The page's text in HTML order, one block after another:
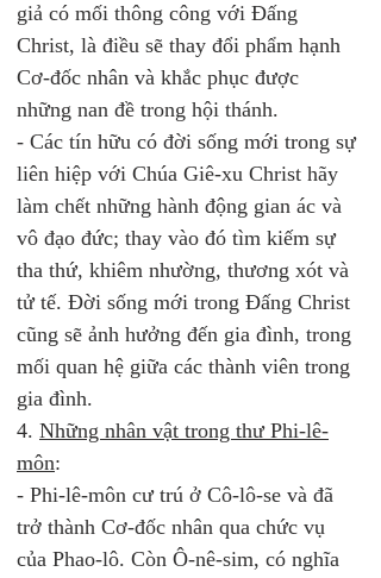
giả có mối thông công với Đấng
Christ, là điều sẽ thay đổi phẩm hạnh
Cơ-đốc nhân và khắc phục được
những nan đề trong hội thánh.
- Các tín hữu có đời sống mới trong sự
liên hiệp với Chúa Giê-xu Christ hãy
làm chết những hành động gian ác và
vô đạo đức; thay vào đó tìm kiếm sự
tha thứ, khiêm nhường, thương xót và
tử tế. Đời sống mới trong Đấng Christ
cũng sẽ ảnh hưởng đến gia đình, trong
mối quan hệ giữa các thành viên trong
gia đình.
4. Những nhân vật trong thư Phi-lê-
môn:
- Phi-lê-môn cư trú ở Cô-lô-se và đã
trở thành Cơ-đốc nhân qua chức vụ
của Phao-lô. Còn Ô-nê-sim, có nghĩa